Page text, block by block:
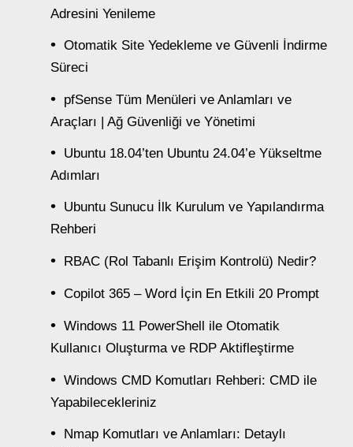
Adresini Yenileme
Otomatik Site Yedekleme ve Güvenli İndirme
Süreci
pfSense Tüm Menüleri ve Anlamları ve
Araçları | Ağ Güvenliği ve Yönetimi
Ubuntu 18.04’ten Ubuntu 24.04’e Yükseltme
Adımları
Ubuntu Sunucu İlk Kurulum ve Yapılandırma
Rehberi
RBAC (Rol Tabanlı Erişim Kontrolü) Nedir?
Copilot 365 – Word İçin En Etkili 20 Prompt
Windows 11 PowerShell ile Otomatik
Kullanıcı Oluşturma ve RDP Aktifleştirme
Windows CMD Komutları Rehberi: CMD ile
Yapabilecekleriniz
Nmap Komutları ve Anlamları: Detaylı